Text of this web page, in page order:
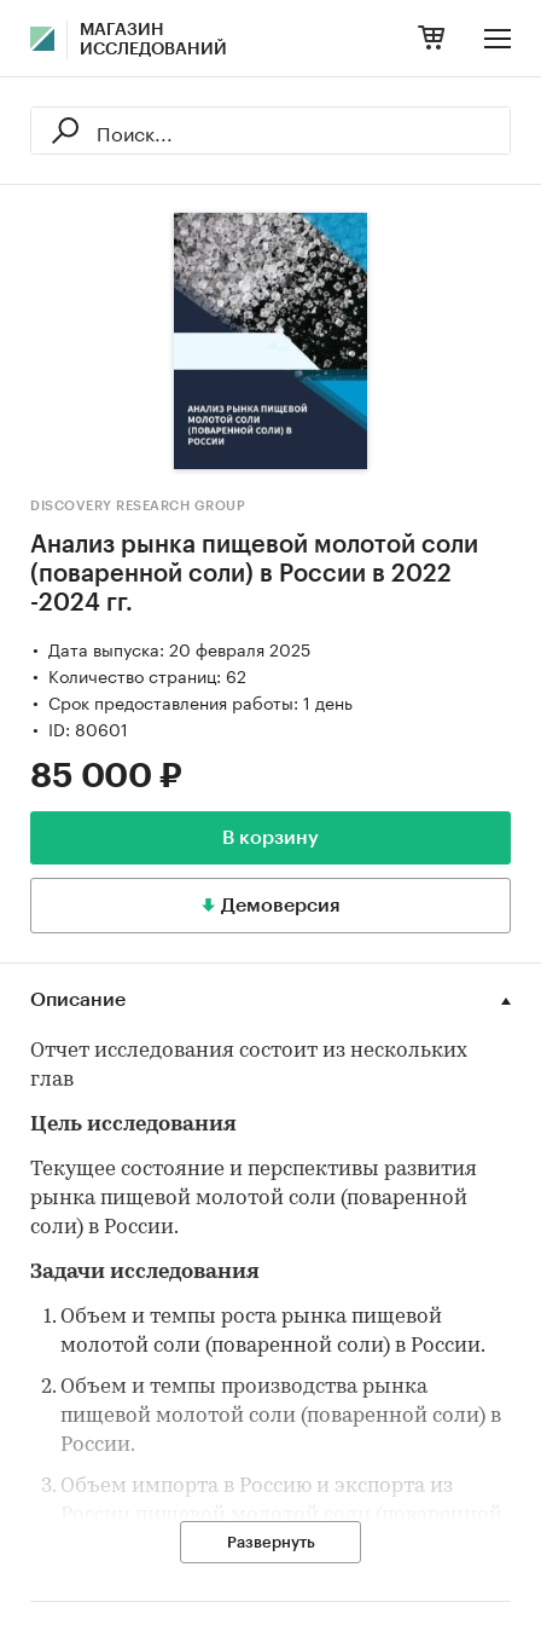
МАГАЗИН
ИССЛЕДОВАНИЙ
DISCOVERY RESEARCH GROUP
Анализ рынка пищевой молотой соли
(поваренной соли) в России в 2022
-2024 гг.
Дата выпуска: 20 февраля 2025
Количество страниц: 62
Срок предоставления работы: 1 день
ID: 80601
85 000 ₽
В корзину
Демоверсия
Описание
Отчет исследования состоит из нескольких
глав
Цель исследования
Текущее состояние и перспективы развития
рынка пищевой молотой соли (поваренной
соли) в России.
Задачи исследования
Объем и темпы роста рынка пищевой
молотой соли (поваренной соли) в России.
Объем и темпы производства рынка
пищевой молотой соли (поваренной соли) в
России.
Объем импорта в Россию и экспорта из
Развернуть